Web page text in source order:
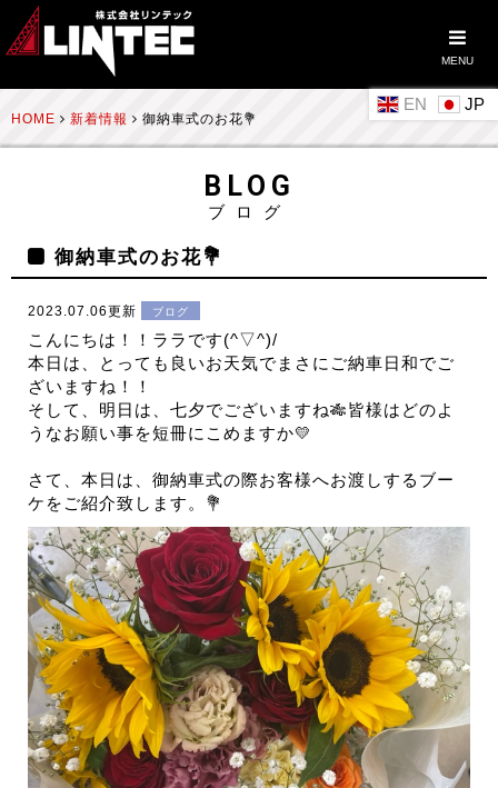
MENU
EN
HOME 新着情報 御納車式のお花💐
BLOG
ブログ
御納車式のお花💐
2023.07.06更新 ブログ
こんにちは！！ララです(^▽^)/
本日は、とっても良いお天気でまさにご納車日和でご
ざいますね！！
そして、明日は、七夕でございますね🎋皆様はどのよ
うなお願い事を短冊にこめますか💛
さて、本日は、御納車式の際お客様へお渡しするブー
ケをご紹介致します。💐